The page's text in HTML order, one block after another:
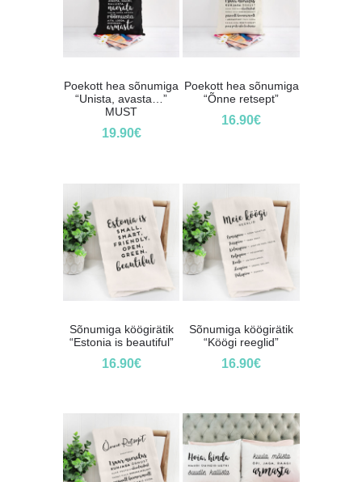
Poekott hea sõnumiga
“Unista, avasta…”
MUST
19.90€
Poekott hea sõnumiga
“Õnne retsept”
16.90€
Sõnumiga köögirätik
“Estonia is beautiful”
16.90€
Sõnumiga köögirätik
“Köögi reeglid”
16.90€